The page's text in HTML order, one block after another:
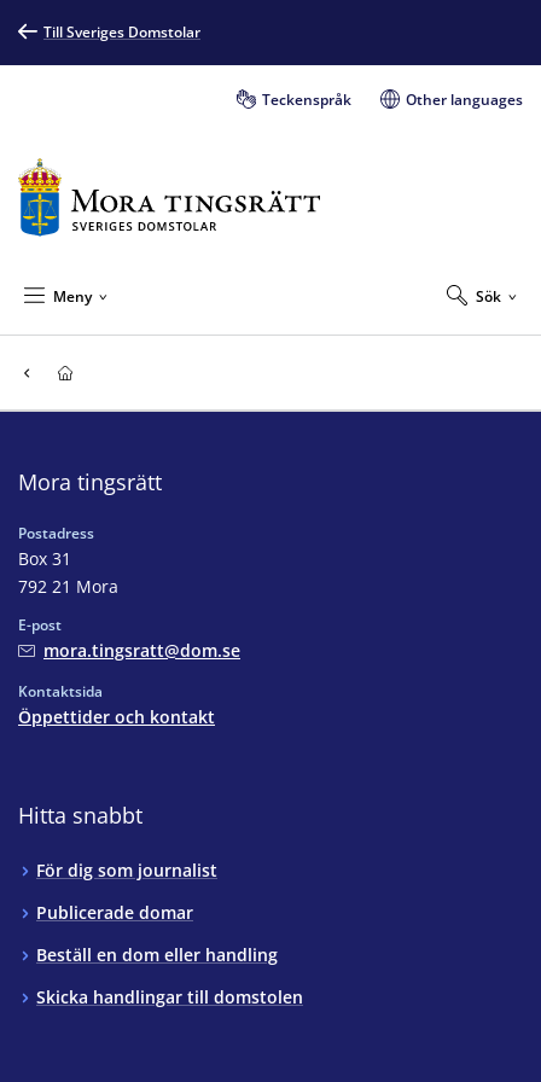
Till Sveriges Domstolar
Teckenspråk Other languages
Sök
Meny
Mora tingsrätt
Postadress
Box 31
792 21 Mora
E-post
mora.tingsratt@dom.se
Kontaktsida
Öppettider och kontakt
Hitta snabbt
För dig som journalist
Publicerade domar
Beställ en dom eller handling
Skicka handlingar till domstolen